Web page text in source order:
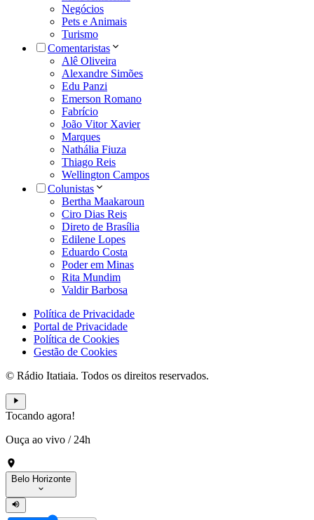
Negócios
Pets e Animais
Turismo
Comentaristas
Alê Oliveira
Alexandre Simões
Edu Panzi
Emerson Romano
Fabrício
João Vitor Xavier
Marques
Nathália Fiuza
Thiago Reis
Wellington Campos
Colunistas
Bertha Maakaroun
Ciro Dias Reis
Direto de Brasília
Edilene Lopes
Eduardo Costa
Poder em Minas
Rita Mundim
Valdir Barbosa
Política de Privacidade
Portal de Privacidade
Política de Cookies
Gestão de Cookies
© Rádio Itatiaia. Todos os direitos reservados.
Tocando agora!
Ouça ao vivo / 24h
Belo Horizonte